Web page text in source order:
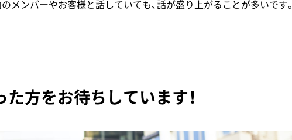
メンバーやお客様と話していても、話が盛り上がることが多いです。
方をお待ちしています！